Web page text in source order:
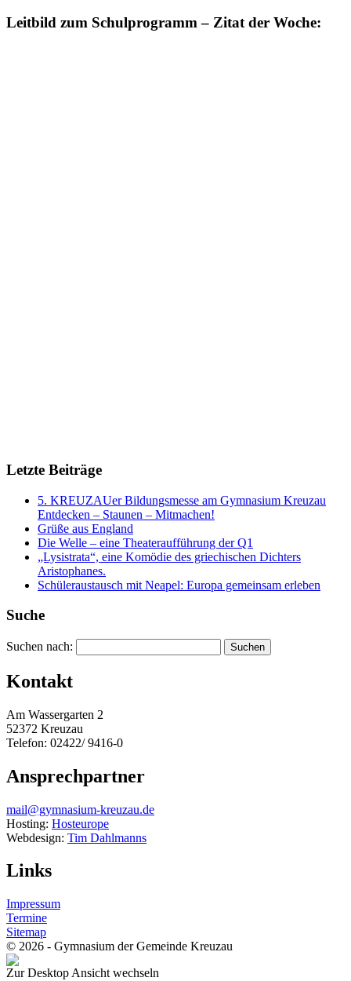
Leitbild zum Schulprogramm – Zitat der Woche:
Letzte Beiträge
5. KREUZAUer Bildungsmesse am Gymnasium Kreuzau
Entdecken – Staunen – Mitmachen!
Grüße aus England
Die Welle – eine Theateraufführung der Q1
„Lysistrata“, eine Komödie des griechischen Dichters
Aristophanes.
Schüleraustausch mit Neapel: Europa gemeinsam erleben
Suche
Suchen nach:
Kontakt
Am Wassergarten 2
52372 Kreuzau
Telefon: 02422/ 9416-0
Ansprechpartner
mail@gymnasium-kreuzau.de
Hosting: Hosteurope
Webdesign: Tim Dahlmanns
Links
Impressum
Termine
Sitemap
© 2026 - Gymnasium der Gemeinde Kreuzau
Zur Desktop Ansicht wechseln